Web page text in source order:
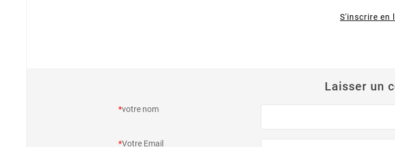
S'inscrire en
Laisser un
*votre nom
*Votre Email